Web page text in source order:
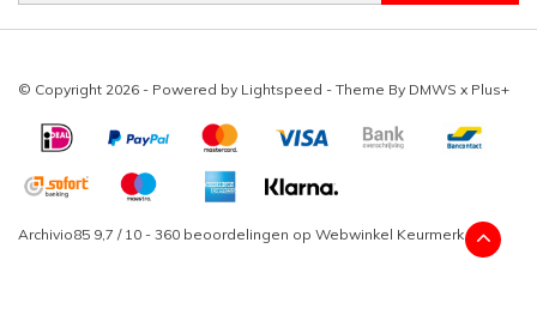
© Copyright 2026 - Powered by Lightspeed - Theme By DMWS x Plus+
Archivio85 9,7 / 10 - 360 beoordelingen op Webwinkel Keurmerk